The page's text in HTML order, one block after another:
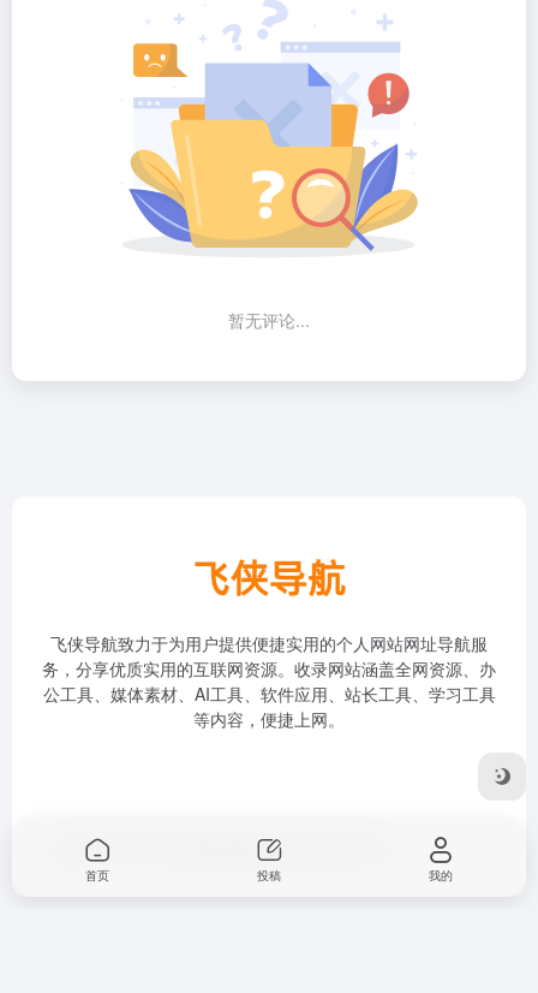
暂无评论...
飞侠导航致力于为用户提供便捷实用的个人网站网址导航服
务，分享优质实用的互联网资源。收录网站涵盖全网资源、办
公工具、媒体素材、AI工具、软件应用、站长工具、学习工具
等内容，便捷上网。
Copyright © 2026 冀ICP备2024065497号-4
首页 投稿 我的